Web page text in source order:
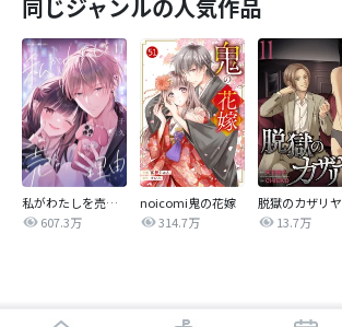
同じジャンルの人気作品
私がわたしを売る理由
607.3万
noicomi鬼の花嫁
314.7万
脱獄のカザリヤ
13.7万